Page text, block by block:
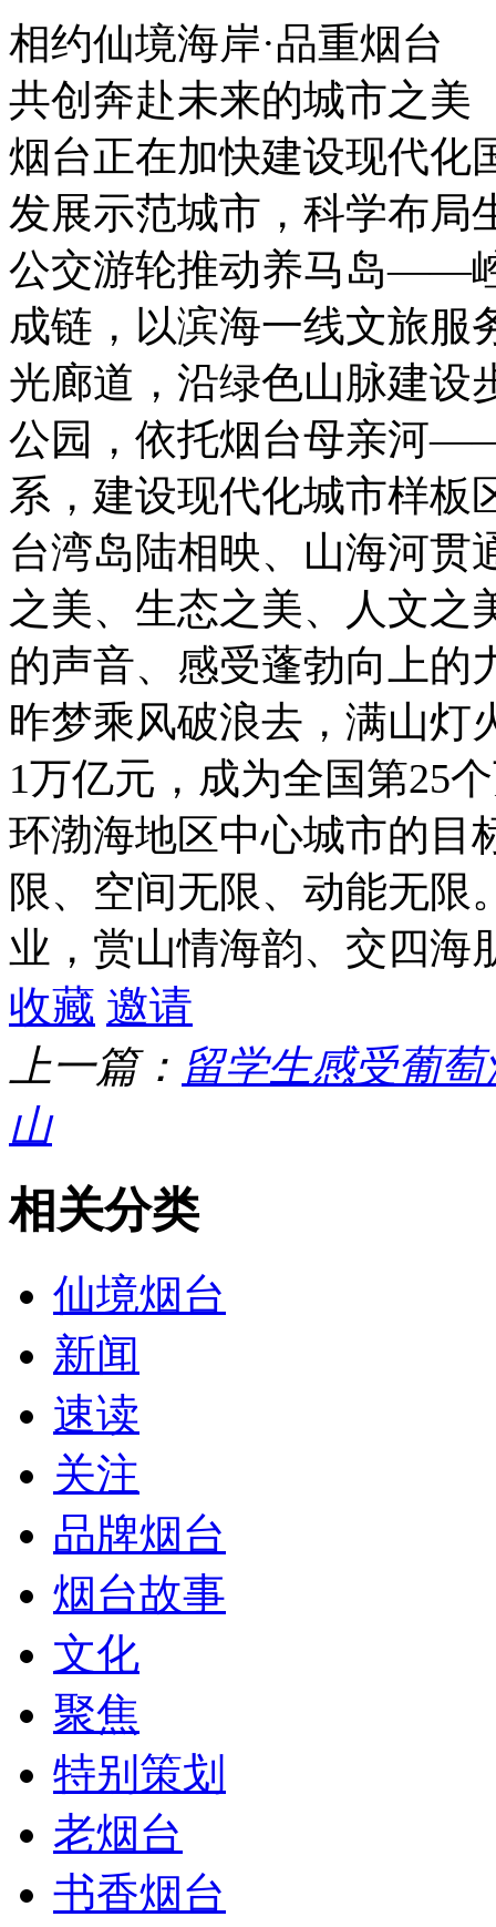
相约仙境海岸·品重烟台
共创奔赴未来的城市之美
烟台正在加快建设现代化
发展示范城市，科学布局
公交游轮推动养马岛
成链，以滨海一线文旅服
光廊道，沿绿色山脉建设
公园，依托烟台母亲河
系，建设现代化城市样
台湾岛陆相映、山海河贯
之美、生态之美、人文之
的声音、感受蓬勃向上的
昨梦乘风破浪去，满山灯
1万亿元，成为全国第25
环渤海地区中心城市的目
限、空间无限、动能无限
业，赏山情海韵、交四海
收藏 邀请
上一篇： 留学生感受葡
山
相关分类
仙境烟台
新闻
速读
关注
品牌烟台
烟台故事
文化
聚焦
特别策划
老烟台
书香烟台